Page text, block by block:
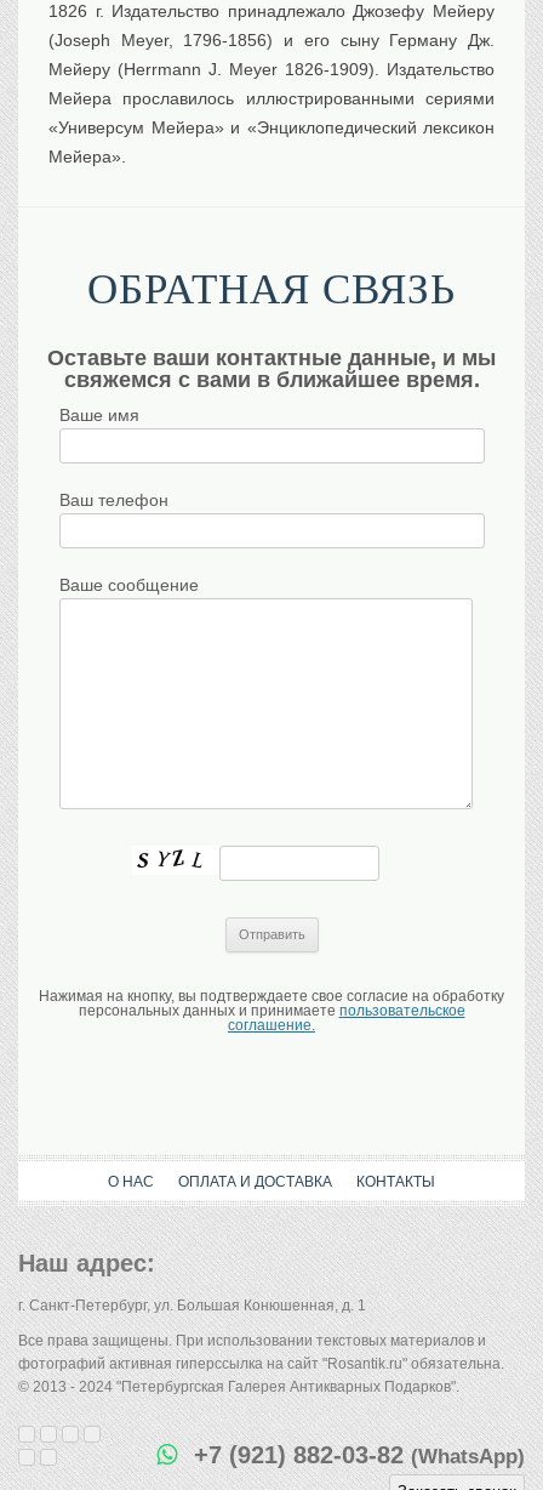
1826 г. Издательство принадлежало Джозефу Мейеру
(Joseph Meyer, 1796-1856) и его сыну Герману Дж.
Мейеру (Herrmann J. Meyer 1826-1909). Издательство
Мейера прославилось иллюстрированными сериями
«Универсум Мейера» и «Энциклопедический лексикон
Мейера».
ОБРАТНАЯ СВЯЗЬ
Оставьте ваши контактные данные, и мы
свяжемся с вами в ближайшее время.
Ваше имя
Ваш телефон
Ваше сообщение
Нажимая на кнопку, вы подтверждаете свое согласие на обработку
персональных данных и принимаете пользовательское
соглашение.
О НАС ОПЛАТА И ДОСТАВКА КОНТАКТЫ
Наш адрес:
г. Санкт-Петербург, ул. Большая Конюшенная, д. 1
Все права защищены. При использовании текстовых материалов и
фотографий активная гиперссылка на сайт "Rosantik.ru" обязательна.
© 2013 - 2024 "Петербургская Галерея Антикварных Подарков".
+7 (921) 882-03-82(WhatsApp)